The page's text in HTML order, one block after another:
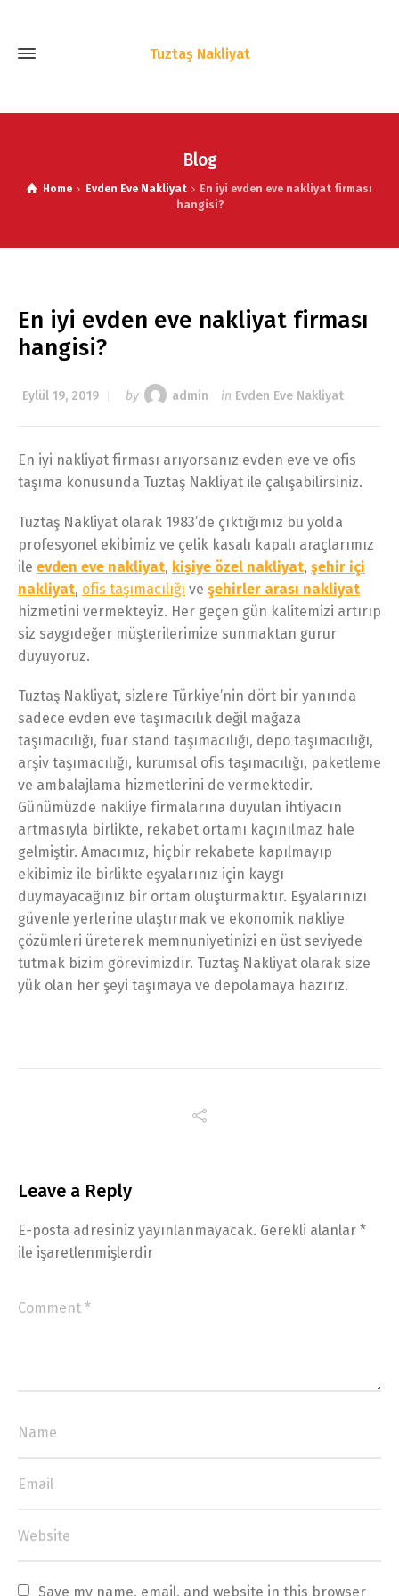
Tuztaş Nakliyat
Blog
Home Evden Eve Nakliyat
En iyi evden eve nakliyat firması
hangisi?
En iyi evden eve nakliyat firması
hangisi?
Eylül 19, 2019 by admin in Evden Eve Nakliyat
En iyi nakliyat firması arıyorsanız evden eve ve ofis
taşıma konusunda Tuztaş Nakliyat ile çalışabilirsiniz.
Tuztaş Nakliyat olarak 1983’de çıktığımız bu yolda
profesyonel ekibimiz ve çelik kasalı kapalı araçlarımız
ile evden eve nakliyat, kişiye özel nakliyat, şehir içi
nakliyat, ofis taşımacılığı ve şehirler arası nakliyat
hizmetini vermekteyiz. Her geçen gün kalitemizi artırıp
siz saygıdeğer müşterilerimize sunmaktan gurur
duyuyoruz.
Tuztaş Nakliyat, sizlere Türkiye’nin dört bir yanında
sadece evden eve taşımacılık değil mağaza
taşımacılığı, fuar stand taşımacılığı, depo taşımacılığı,
arşiv taşımacılığı, kurumsal ofis taşımacılığı, paketleme
ve ambalajlama hizmetlerini de vermektedir.
Günümüzde nakliye firmalarına duyulan ihtiyacın
artmasıyla birlikte, rekabet ortamı kaçınılmaz hale
gelmiştir. Amacımız, hiçbir rekabete kapılmayıp
ekibimiz ile birlikte eşyalarınız için kaygı
duymayacağınız bir ortam oluşturmaktır. Eşyalarınızı
güvenle yerlerine ulaştırmak ve ekonomik nakliye
çözümleri üreterek memnuniyetinizi en üst seviyede
tutmak bizim görevimizdir. Tuztaş Nakliyat olarak size
yük olan her şeyi taşımaya ve depolamaya hazırız.
Leave a Reply
E-posta adresiniz yayınlanmayacak. Gerekli alanlar *
ile işaretlenmişlerdir
Save my name, email, and website in this browser